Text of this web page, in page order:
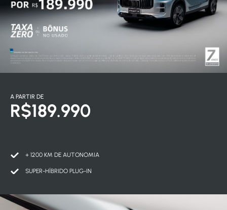
A PARTIR DE
R$189.990
+ 1200 KM DE AUTONOMIA
SUPER-HÍBRIDO PLUG-IN